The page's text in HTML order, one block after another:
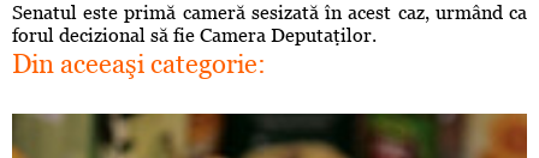
Senatul este primă cameră sesizată în acest caz, urmând ca
forul decizional să fie Camera Deputaţilor.
Din aceeaşi categorie: